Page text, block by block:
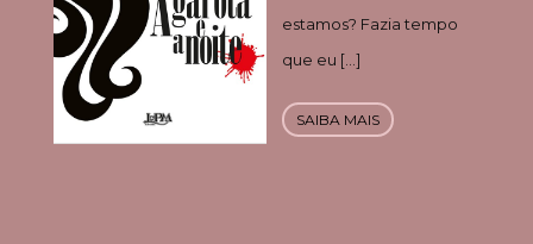
estamos? Fazia tempo
que eu […]
SAIBA MAIS